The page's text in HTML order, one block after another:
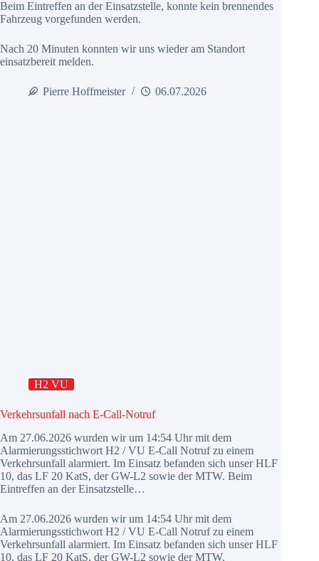
Beim Eintreffen an der Einsatzstelle, konnte kein brennendes
Fahrzeug vorgefunden werden.
Nach 20 Minuten konnten wir uns wieder am Standort
einsatzbereit melden.
Pierre Hoffmeister 06.07.2026
H2 VU
Verkehrsunfall nach E-Call-Notruf
Am 27.06.2026 wurden wir um 14:54 Uhr mit dem
Alarmierungsstichwort H2 / VU E-Call Notruf zu einem
Verkehrsunfall alarmiert. Im Einsatz befanden sich unser HLF
10, das LF 20 KatS, der GW-L2 sowie der MTW. Beim
Eintreffen an der Einsatzstelle…
Am 27.06.2026 wurden wir um 14:54 Uhr mit dem
Alarmierungsstichwort H2 / VU E-Call Notruf zu einem
Verkehrsunfall alarmiert. Im Einsatz befanden sich unser HLF
10, das LF 20 KatS, der GW-L2 sowie der MTW.